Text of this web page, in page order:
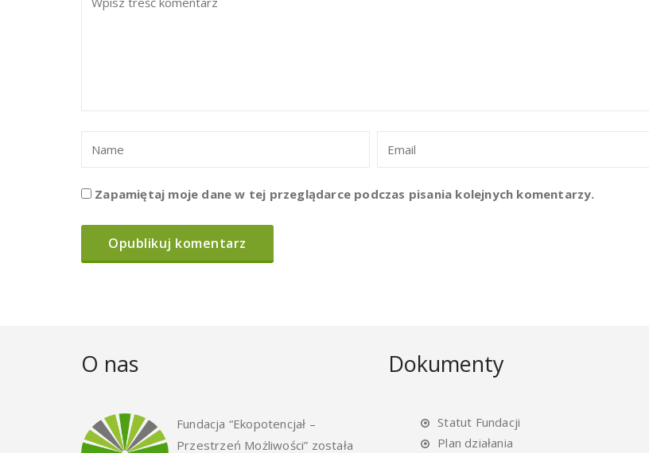
Zapamiętaj moje dane w tej przeglądarce podczas pisania kolejnych komentarzy.
O nas
Fundacja “Ekopotencjał –
Przestrzeń Możliwości” została
Dokumenty
Statut Fundacji
Plan działania